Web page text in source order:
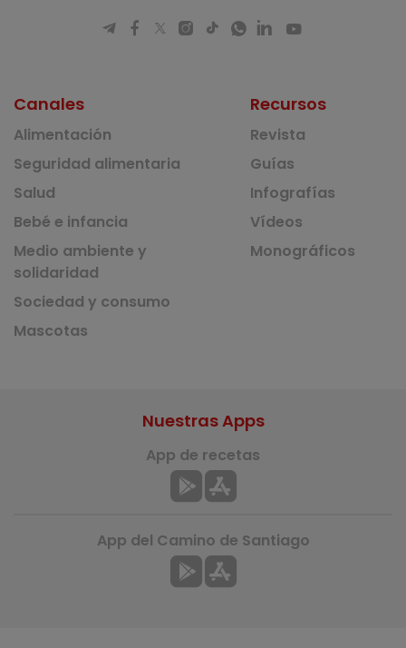
Canales
Alimentación
Seguridad alimentaria
Salud
Bebé e infancia
Medio ambiente y
solidaridad
Sociedad y consumo
Mascotas
Recursos
Revista
Guías
Infografías
Vídeos
Monográficos
Nuestras Apps
App de recetas
App del Camino de Santiago